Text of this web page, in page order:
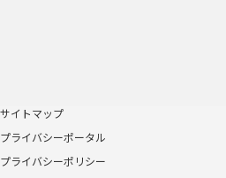
サイトマップ
プライバシーポータル
プライバシーポリシー